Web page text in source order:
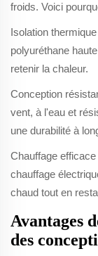
froids. Voici
Isolation
polyuréthane
retenir la chaleur.
Conception
vent, à l'eau et
une durabilité à
Chauffage
chauffage
chaud tout en
Avantages
des